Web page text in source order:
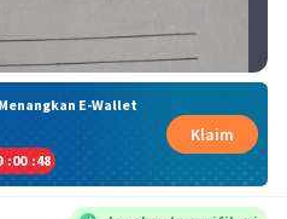
E-Wallet
:00 :48
Klaim